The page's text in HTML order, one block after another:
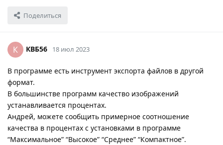
Поделиться
К КВБ56 18 июл 2023
В программе есть инструмент экспорта файлов в другой
формат.
В большинстве программ качество изображений
устанавливается процентах.
Андрей, можете сообщить примерное соотношение
качества в процентах с установками в программе
“Максимальное” “Высокое” “Среднее” “Компактное”.